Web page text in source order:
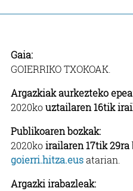
Gaia:
GOIERRIKO TXOKOAK.
Argazkiak aurkezteko
2020kouztailaren 16tik
Publikoaren bozkak:
2020koirailaren 17tik 29ra
goierri.hitza.eusatarian.
Argazki irabazleak: